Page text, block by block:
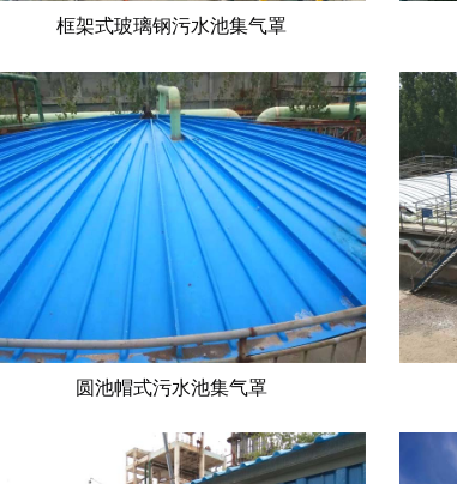
框架式玻璃钢污水池集气罩
圆池帽式污水池集气罩